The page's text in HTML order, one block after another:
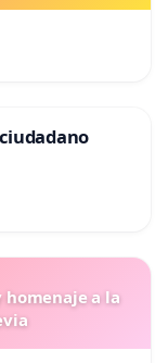
homenaje a la